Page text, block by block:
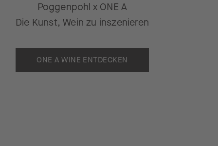
Poggenpohl x ONE A
Die Kunst, Wein zu inszenieren
ONE A WINE ENTDECKEN